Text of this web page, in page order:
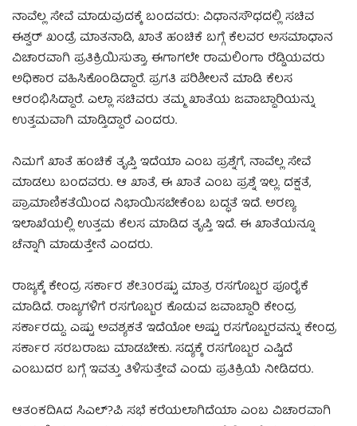
ನಾವೆಲ್ಲ ಸೇವೆ ಮಾಡುವುದಕ್ಕೆ ಬಂದವರು: ವಿಧಾನಸೌಧದಲ್ಲಿ ಸಚಿವ
ಈಶ್ವರ್ ಖಂಡ್ರೆ ಮಾತನಾಡಿ, ಖಾತೆ ಹಂಚಿಕೆ ಬಗ್ಗೆ ಕೆಲವರ ಅಸಮಾಧಾನ
ವಿಚಾರವಾಗಿ ಪ್ರತಿಕ್ರಿಯಿಸುತ್ತಾ, ಈಗಾಗಲೇ ರಾಮಲಿಂಗಾ ರೆಡ್ಡಿಯವರು
ಅಧಿಕಾರ ವಹಿಸಿಕೊಂಡಿದ್ದಾರೆ. ಪ್ರಗತಿ ಪರಿಶೀಲನೆ ಮಾಡಿ ಕೆಲಸ
ಆರಂಭಿಸಿದ್ದಾರೆ. ಎಲ್ಲಾ ಸಚಿವರು ತಮ್ಮ ಖಾತೆಯ ಜವಾಬ್ದಾರಿಯನ್ನು
ಉತ್ತಮವಾಗಿ ಮಾಡ್ತಿದ್ದಾರೆ ಎಂದರು.
ನಿಮಗೆ ಖಾತೆ ಹಂಚಿಕೆ ತೃಪ್ತಿ ಇದೆಯಾ ಎಂಬ ಪ್ರಶ್ನೆಗೆ, ನಾವೆಲ್ಲ ಸೇವೆ
ಮಾಡಲು ಬಂದವರು. ಆ ಖಾತೆ, ಈ ಖಾತೆ ಎಂಬ ಪ್ರಶ್ನೆ ಇಲ್ಲ. ದಕ್ಷತೆ,
ಪ್ರಾಮಾಣಿಕತೆಯಿಂದ ನಿಭಾಯಿಸಬೇಕೆಂಬ ಬದ್ಧತೆ ಇದೆ. ಅರಣ್ಯ
ಇಲಾಖೆಯಲ್ಲಿ ಉತ್ತಮ ಕೆಲಸ ಮಾಡಿದ ತೃಪ್ತಿ ಇದೆ. ಈ ಖಾತೆಯನ್ನೂ
ಚೆನ್ನಾಗಿ ಮಾಡುತ್ತೇನೆ ಎಂದರು.
ರಾಜ್ಯಕ್ಕೆ ಕೇಂದ್ರ ಸರ್ಕಾರ ಶೇ.30ರಷ್ಟು ಮಾತ್ರ ರಸಗೊಬ್ಬರ ಪೂರೈಕೆ
ಮಾಡಿದೆ. ರಾಜ್ಯಗಳಿಗೆ ರಸಗೊಬ್ಬರ ಕೊಡುವ ಜವಾಬ್ದಾರಿ ಕೇಂದ್ರ
ಸರ್ಕಾರದ್ದು. ಎಷ್ಟು ಅವಶ್ಯಕತೆ ಇದೆಯೋ ಅಷ್ಟು ರಸಗೊಬ್ಬರವನ್ನು ಕೇಂದ್ರ
ಸರ್ಕಾರ ಸರಬರಾಜು ಮಾಡಬೇಕು. ಸದ್ಯಕ್ಕೆ ರಸಗೊಬ್ಬರ ಎಷ್ಟಿದೆ
ಎಂಬುದರ ಬಗ್ಗೆ ಇವತ್ತು ತಿಳಿಸುತ್ತೇವೆ ಎಂದು ಪ್ರತಿಕ್ರಿಯೆ ನೀಡಿದರು.
ಆತಂಕದಿAದ ಸಿಎಲ್?ಪಿ ಸಭೆ ಕರೆಯಲಾಗಿದೆಯಾ ಎಂಬ ವಿಚಾರವಾಗಿ